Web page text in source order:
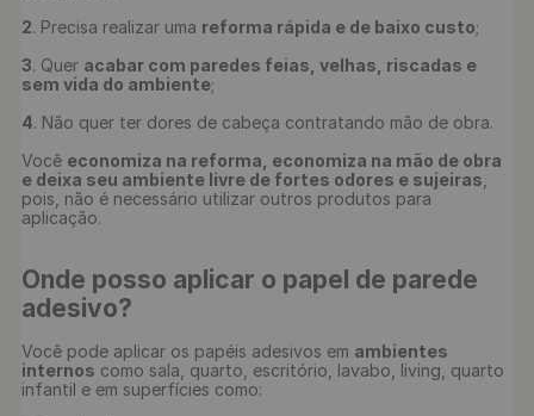
2. Precisa realizar uma reforma rápida e de baixo custo;
3. Quer acabar com paredes feias, velhas, riscadas e
sem vida do ambiente;
4. Não quer ter dores de cabeça contratando mão de obra.
Você economiza na reforma, economiza na mão de obra
e deixa seu ambiente livre de fortes odores e sujeiras
pois, não é necessário utilizar outros produtos para
Onde posso aplicar o papel de parede
adesivo?
Você pode aplicar os papéis adesivos em ambientes
internos como sala, quarto, escritório, lavabo, living, quarto
infantil e em superfícies como: